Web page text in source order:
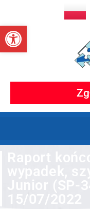
Otwórz
wypadek,
Junior (SP-
15/07/2022